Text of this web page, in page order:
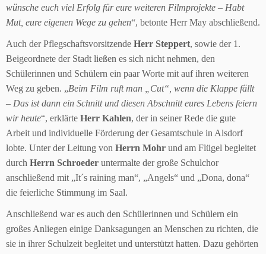
wünsche euch viel Erfolg für eure weiteren Filmprojekte – Habt
Mut, eure eigenen Wege zu gehen“, betonte Herr May abschließend.
Auch der Pflegschaftsvorsitzende Herr Steppert, sowie der 1.
Beigeordnete der Stadt ließen es sich nicht nehmen, den
Schülerinnen und Schülern ein paar Worte mit auf ihren weiteren
Weg zu geben. „Beim Film ruft man „Cut“, wenn die Klappe fällt
– Das ist dann ein Schnitt und diesen Abschnitt eures Lebens feiern
wir heute“, erklärte Herr Kahlen, der in seiner Rede die gute
Arbeit und individuelle Förderung der Gesamtschule in Alsdorf
lobte. Unter der Leitung von Herrn Mohr und am Flügel begleitet
durch Herrn Schroeder untermalte der große Schulchor
anschließend mit „It´s raining man“, „Angels“ und „Dona, dona“
die feierliche Stimmung im Saal.
Anschließend war es auch den Schülerinnen und Schülern ein
großes Anliegen einige Danksagungen an Menschen zu richten, die
sie in ihrer Schulzeit begleitet und unterstützt hatten. Dazu gehörten